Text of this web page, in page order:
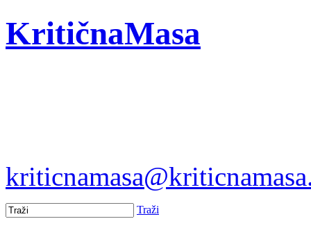
KritičnaMasa
Traži